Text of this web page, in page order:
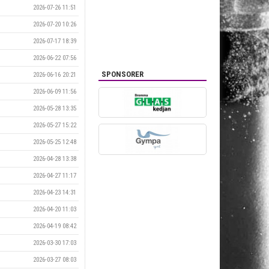
2026-07-26 11:51
2026-07-20 10:26
2026-07-17 18:39
2026-06-22 07:56
2026-06-16 20:21
2026-06-09 11:56
2026-05-28 13:35
2026-05-27 15:22
2026-05-25 12:48
2026-04-28 13:38
2026-04-27 11:17
2026-04-23 14:31
2026-04-20 11:03
2026-04-19 08:42
2026-03-30 17:03
2026-03-27 08:03
SPONSORER